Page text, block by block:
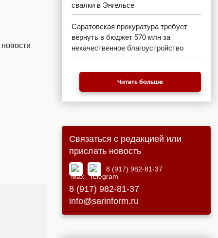
свалки в Энгельсе
Саратовская прокуратура требует
вернуть в бюджет 570 млн за
некачественное благоустройство
Читать больше
Связаться с редакцией или
прислать новость
8 (917) 982-81-37
8 (917) 982-81-37
info@sarinform.ru